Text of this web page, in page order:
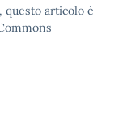
questo articolo è